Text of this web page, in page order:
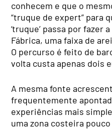
conhecem e que o
“truque de expert” para
‘truque’ passa por fazer
Fábrica, uma faixa de
O percurso é feito de
volta custa apenas dois
A mesma fonte
frequentemente
experiências mais
uma zona costeira